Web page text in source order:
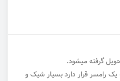
گرفته میشود.
رامسر قرار دارد بسیار شیک و